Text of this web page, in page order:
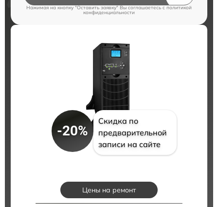
Нажимая на кнопку "Оставить заявку" Вы соглашаетесь cполитикой
конфиденциальности
-20%
Скидка по
предварительной
записи на сайте
Цены на ремонт